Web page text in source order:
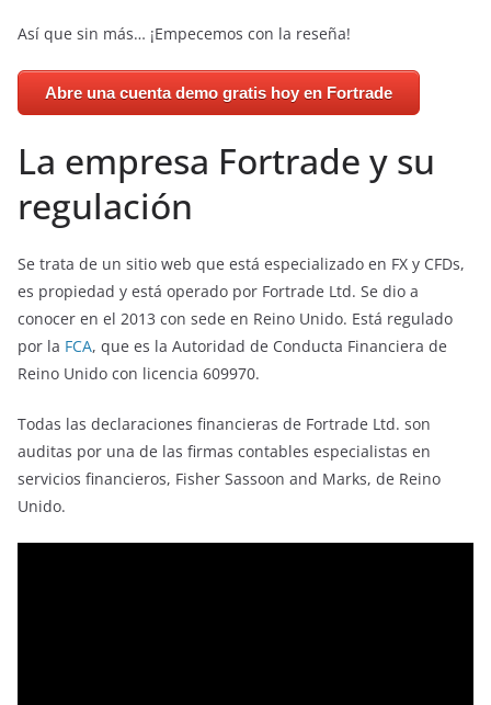
Así que sin más… ¡Empecemos con la reseña!
Abre una cuenta demo gratis hoy en Fortrade
La empresa Fortrade y su
regulación
Se trata de un sitio web que está especializado en FX y CFDs,
es propiedad y está operado por Fortrade Ltd. Se dio a
conocer en el 2013 con sede en Reino Unido. Está regulado
por la FCA, que es la Autoridad de Conducta Financiera de
Reino Unido con licencia 609970.
Todas las declaraciones financieras de Fortrade Ltd. son
auditas por una de las firmas contables especialistas en
servicios financieros, Fisher Sassoon and Marks, de Reino
Unido.